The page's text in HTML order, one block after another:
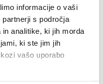
informacije o vaši
s področja
analitike, ki jih morda
ki ste jim jih
vašo uporabo